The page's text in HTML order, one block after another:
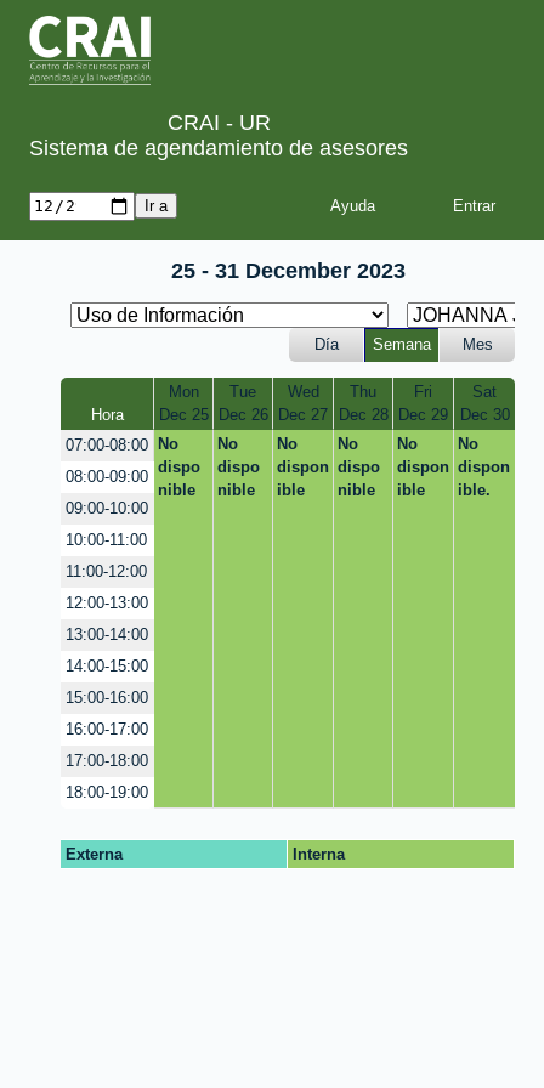
CRAI - UR
Sistema de agendamiento de asesores
Ayuda
25 - 31 December 2023
Día Semana Mes
Hora
Mon
Dec 25
Tue
Dec 26
Wed
Dec 27
Thu
Dec 28
Fri
Dec 29
Sat
Dec 30
07:00-08:00
No
dispo
nible
No
dispo
nible
No
dispon
ible
No
dispo
nible
No
dispon
ible
No
dispon
ible.
08:00-09:00
09:00-10:00
10:00-11:00
11:00-12:00
12:00-13:00
13:00-14:00
14:00-15:00
15:00-16:00
16:00-17:00
17:00-18:00
18:00-19:00
Externa Interna